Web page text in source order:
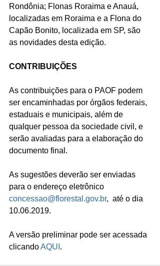
Rondônia; Flonas Roraima e Anauá,
localizadas em Roraima e a Flona do
Capão Bonito, localizada em SP, são
as novidades desta edição.
CONTRIBUIÇÕES
As contribuições para o PAOF podem
ser encaminhadas por órgãos federais,
estaduais e municipais, além de
qualquer pessoa da sociedade civil, e
serão avaliadas para a elaboração do
documento final.
As sugestões deverão ser enviadas
para o endereço eletrônico
concessao@florestal.gov.br,  até o dia
10.06.2019.
A versão preliminar pode ser acessada
clicando AQUI .